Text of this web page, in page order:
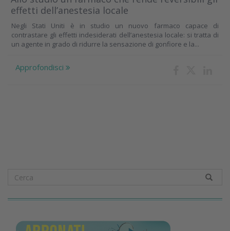
effetti dell’anestesia locale
Negli Stati Uniti è in studio un nuovo farmaco capace di
contrastare gli effetti indesiderati dell’anestesia locale: si tratta di
un agente in grado di ridurre la sensazione di gonfiore e la...
Approfondisci